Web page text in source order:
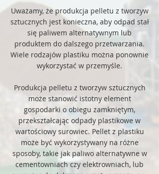
Uważamy, że produkcja pelletu z tworzyw
sztucznych jest konieczna, aby odpad stał
się paliwem alternatywnym lub
produktem do dalszego przetwarzania.
Wiele rodzajów plastiku można ponownie
wykorzystać w przemyśle.
Produkcja pelletu z tworzyw sztucznych
może stanowić istotny element
gospodarki o obiegu zamkniętym,
przekształcając odpady plastikowe w
wartościowy surowiec. Pellet z plastiku
może być wykorzystywany na różne
sposoby, takie jak paliwo alternatywne w
cementowniach czy elektrowniach, lub